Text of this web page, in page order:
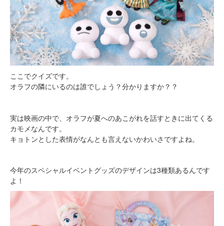
ここでクイズです。
オラフの隣にいるのは誰でしょう？分かりますか？？
実は映画の中で、オラフが夏へのあこがれを話すときに出てくる
カモメなんです。
キョトンとした表情がなんとも言えないかわいさですよね。
今年のスペシャルイベントグッズのデザインは3種類あるんです
よ！